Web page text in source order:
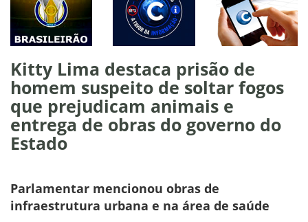
Kitty Lima destaca prisão de
homem suspeito de soltar fogos
que prejudicam animais e
entrega de obras do governo do
Estado
Parlamentar mencionou obras de
infraestrutura urbana e na área de saúde